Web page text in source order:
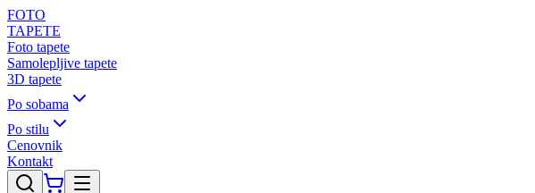
FOTO
TAPETE
Foto tapete
Samolepljive tapete
3D tapete
Po sobama
Po stilu
Cenovnik
Kontakt